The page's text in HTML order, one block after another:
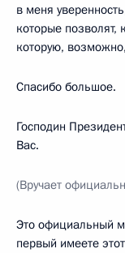
в меня
которые позволят,
которую,
Спасибо большое.
Господин
Вас.
(Вручает
Это официальный
первый имеете